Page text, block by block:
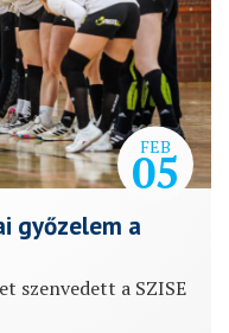
FEB
05
győzelem a
szenvedett a SZISE